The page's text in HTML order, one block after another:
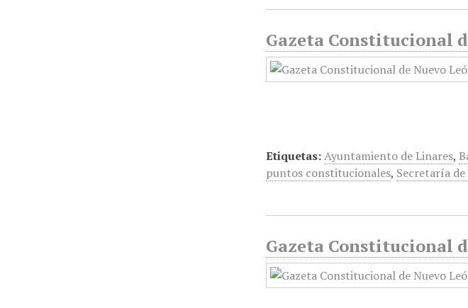
Gazeta Constitucional
Etiquetas:Ayuntamiento de Linares,
puntos constitucionales, Secretaría
Gazeta Constitucional